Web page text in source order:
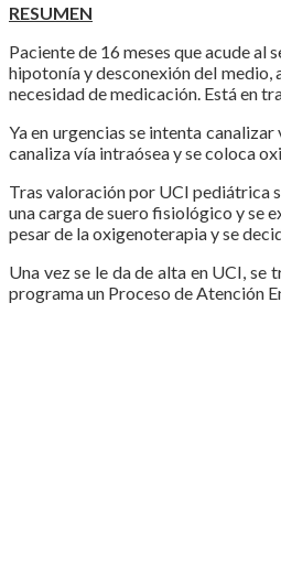
RESUMEN
Paciente de 16 meses que acude
hipotonía y desconexión del medio,
necesidad de medicación. Está en
Ya en urgencias se intenta
canaliza vía intraósea y se coloca
Tras valoración por UCI pediátrica
una carga de suero fisiológico y se
pesar de la oxigenoterapia y se
Una vez se le da de alta en UCI,
programa un Proceso de Atención